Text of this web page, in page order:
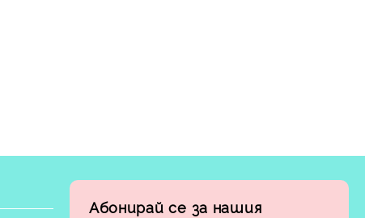
Абонирай се за нашия